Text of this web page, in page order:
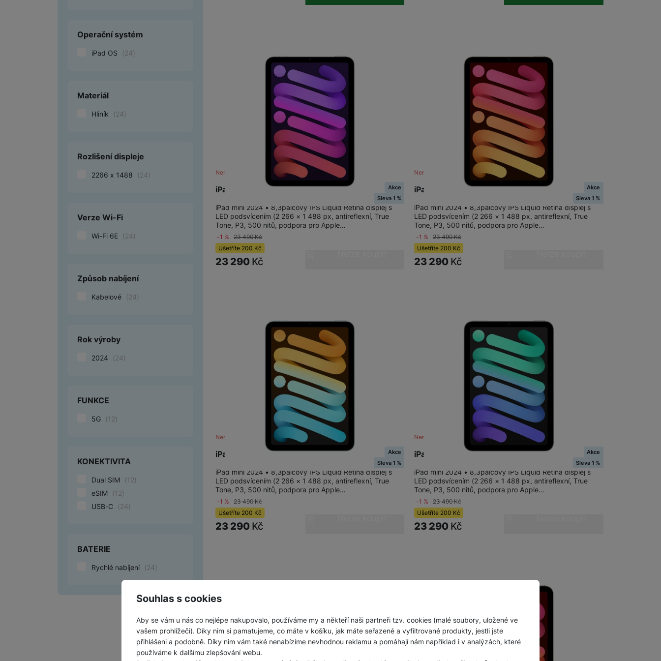
Souhlas s cookies
Aby se vám u nás co nejlépe nakupovalo, používáme my a někteří naši partneři tzv. cookies (malé soubory, uložené ve
vašem prohlížeči). Díky nim si pamatujeme, co máte v košíku, jak máte seřazené a vyfiltrované produkty, jestli jste
přihlášeni a podobně. Díky nim vám také nenabízíme nevhodnou reklamu a pomáhají nám například i v analýzách, které
používáme k dalšímu zlepšování webu.
Operační systém
iPad OS (24)
Materiál
Hliník (24)
Rozlišení displeje
2266 x 1488 (24)
Verze Wi-Fi
Wi-Fi 6E (24)
Způsob nabíjení
Kabelové (24)
Rok výroby
2024 (24)
FUNKCE
5G (12)
KONEKTIVITA
Dual SIM (12)
eSIM
(12)
USB-C
(24)
BATERIE
Rychlé nabíjení (24)
iPad mini Wi-Fi 512GB - Purple
Není skladem
Akce
Sleva 1 %
iPad mini 2024 • 8,3palcový IPS Liquid Retina displej s
LED podsvícením (2 266 × 1 488 px, antireflexní, True
Tone, P3, 500 nitů, podpora pro Apple…
-1 % 23 490Kč
Ušetříte200 Kč
23 290 Kč
iPad mini Wi-Fi 512GB - Starlight
Není skladem
Akce
Sleva 1 %
iPad mini 2024 • 8,3palcový IPS Liquid Retina displej s
LED podsvícením (2 266 × 1 488 px, antireflexní, True
Tone, P3, 500 nitů, podpora pro Apple…
-1 % 23 490Kč
Ušetříte 200 Kč
23 290 Kč
iPad mini Wi-Fi 512GB - Blue
Není skladem
Akce
Sleva 1 %
iPad mini 2024 • 8,3palcový IPS Liquid Retina displej s
LED podsvícením (2 266 × 1 488 px, antireflexní, True
Tone, P3, 500 nitů, podpora pro Apple…
-1 % 23 490Kč
Ušetříte200 Kč
23 290 Kč
iPad mini Wi-Fi 512GB - Space Grey
Není skladem
Akce
Sleva 1 %
iPad mini 2024 • 8,3palcový IPS Liquid Retina displej s
LED podsvícením (2 266 × 1 488 px, antireflexní, True
Tone, P3, 500 nitů, podpora pro Apple…
-1 % 23 490Kč
Ušetříte 200 Kč
23 290 Kč